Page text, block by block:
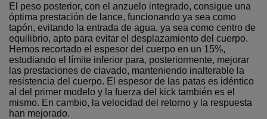
El peso posterior, con el anzuelo integrado, consigue una
óptima prestación de lance, funcionando ya sea como
tapón, evitando la entrada de agua, ya sea como centro de
equilibrio, apto para evitar el desplazamiento del cuerpo.
Hemos recortado el espesor del cuerpo en un 15%,
estudiando el límite inferior para, posteriormente, mejorar
las prestaciones de clavado, manteniendo inalterable la
resistencia del cuerpo. El espesor de las patas es idéntico
al del primer modelo y la fuerza del kick también es el
mismo. En cambio, la velocidad del retorno y la respuesta
han mejorado.